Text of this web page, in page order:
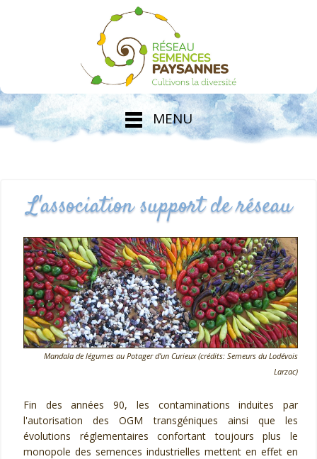
MENU
L'association support de réseau
Mandala de légumes au Potager d’un Curieux (crédits: Semeurs du Lodévois
Larzac)
Fin des années 90, les contaminations induites par
l'autorisation des OGM transgéniques ainsi que les
évolutions réglementaires confortant toujours plus le
monopole des semences industrielles mettent en effet en